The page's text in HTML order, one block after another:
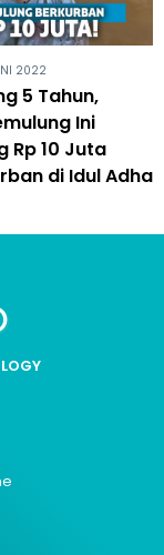
2022
5 Tahun,
Ini
Rp 10 Juta
di Idul Adha